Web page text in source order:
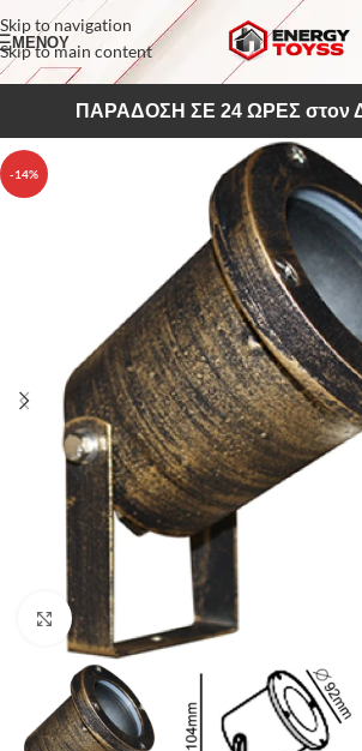
Skip to navigation
Skip to main content
ΜΕΝΟΥ
ΠΑΡΑΔΟΣΗ ΣΕ 24 ΩΡΕΣ στον
-14%
Κάντε κλικ για να μεγεθύνετε